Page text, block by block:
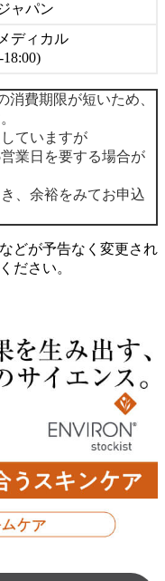
ャパン
ディカル
費期限が短いため、
ていますが
業日を要する場合が
、余裕をみてお申込
どが予告なく変更され
ださい。